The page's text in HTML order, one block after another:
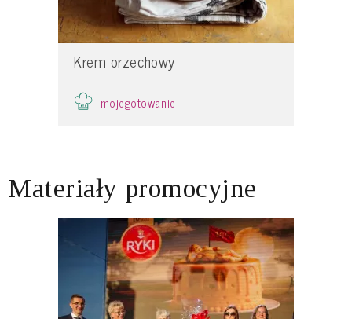
Krem orzechowy
mojegotowanie
Materiały promocyjne